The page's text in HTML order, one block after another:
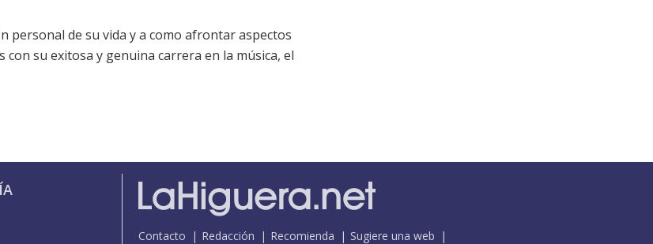
personal de su vida y a como afrontar aspectos
su exitosa y genuina carrera en la música, el
Contacto Redacción Recomienda
Sugiere una web